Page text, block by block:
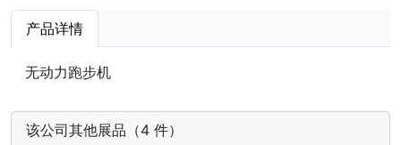
产品详情
无动力跑步机
该公司其他展品（4 件）